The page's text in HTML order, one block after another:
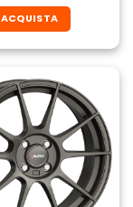
ACQUISTA
prodotto
ha
più
varianti.
Le
opzioni
possono
essere